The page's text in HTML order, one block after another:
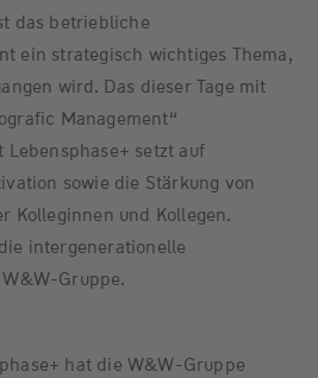
das betriebliche
ein strategisch wichtiges Thema,
wird. Das dieser Tage mit
Management“
Lebensphase+ setzt auf
sowie die Stärkung von
Kolleginnen und Kollegen.
intergenerationelle
Gruppe.
hat die W&W-Gruppe